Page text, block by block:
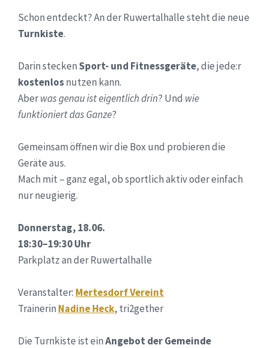
Schon entdeckt? An der Ruwertalhalle steht die neue
Turnkiste.
Darin steckenSport- und Fitnessgeräte, die jede:r
kostenlosnutzen kann.
Aberwas genau ist eigentlich drin? Und wie
funktioniert das Ganze?
Gemeinsam öffnen wir die Box und probieren die
Geräte aus.
Mach mit – ganz egal, ob sportlich aktiv oder einfach
nur neugierig.
Donnerstag, 18.06.
18:30–19:30 Uhr
Parkplatz an der Ruwertalhalle
Veranstalter: Mertesdorf Vereint
Trainerin Nadine Heck, tri2gether
Die Turnkiste ist einAngebot der Gemeinde